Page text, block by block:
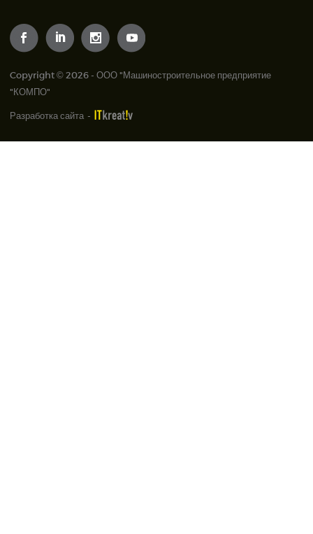
Copyright © 2026 - ООО "Машиностроительное предприятие
"КОМПО"
Разработка сайта -